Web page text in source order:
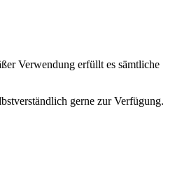
Verwendung erfüllt es sämtliche
gerne zur Verfügung.